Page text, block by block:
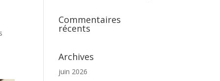
Commentaires
récents
Archives
juin 2026